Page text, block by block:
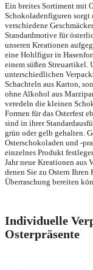
Ein breites Sortiment mit
Schokoladenfiguren sorgt
verschiedene
Standardmotive für
unseren Kreationen
eine Hohlfigur in
einem süßen Streuartikel.
unterschiedlichen
Schachteln aus Karton,
ohne Alkohol aus
veredeln die kleinen
Formen für das Osterfest
sind in ihrer
grün oder gelb gehalten.
Osterschokoladen und -
einzelnes Produkt
Jahr neue Kreationen
denen Sie zu Ostern
Überraschung bereiten
Individuelle
Osterpräsente